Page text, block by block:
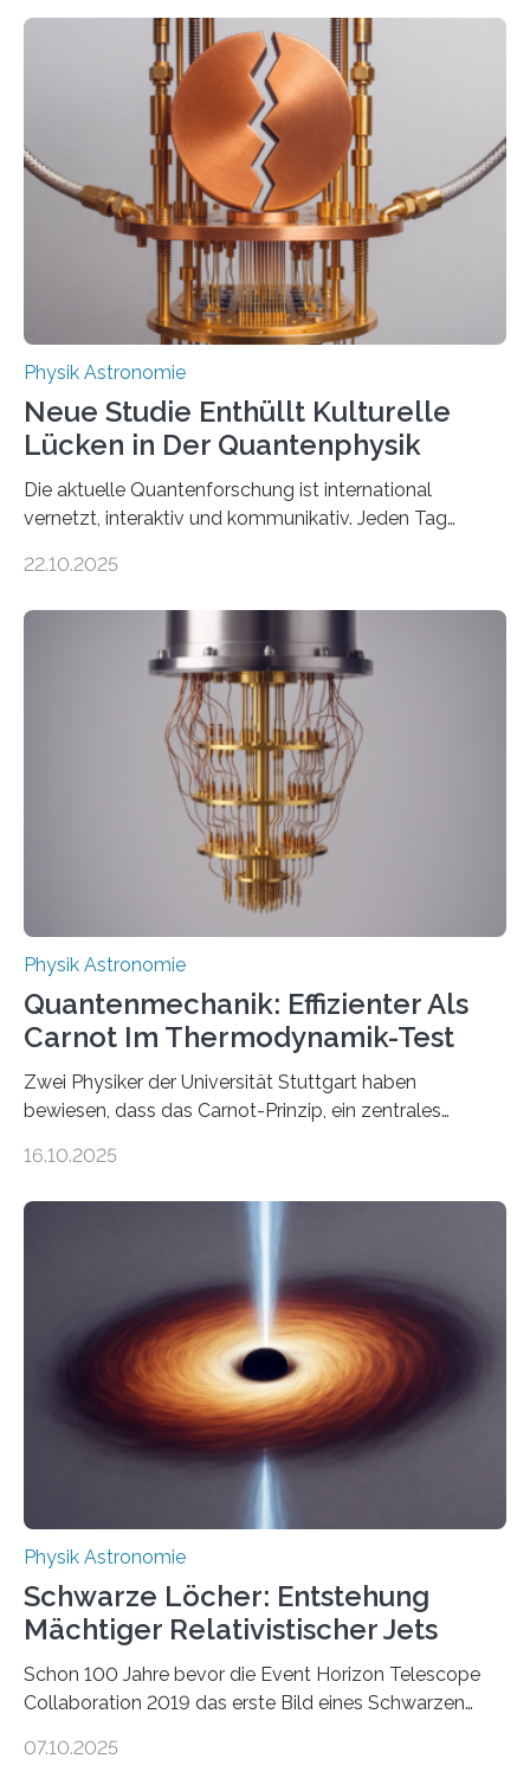
Messungen verwenden. Das hatte man jahrzehntelang
vermutet, weltweit war nach den passenden
Atomkern-Zuständen gesucht worden, 2024 gelang
einem Team der TU Wien mit Unterstützung
internationaler Partner der entscheidende Durchbruch:
Der lange diskutierte Thorium-Kernübergang wurde
gefunden. Kurz darauf konnte man zeigen, dass sich
Thorium tatsächlich nutzen lässt, um hochpräzise…
Physik Astronomie
Neue Studie Enthüllt Kulturelle
Lücken in Der Quantenphysik
Die aktuelle Quantenforschung ist international
vernetzt, interaktiv und kommunikativ. Jeden Tag
oft von Autor*innen, die eng zusammenarbeiten. Neue
werden schnell weiterentwickelt. Dies ist der Alltag in
der Forschung der Quantentheorie, die dieses Jahr 100
Jahre alt geworden ist, weshalb die UNESCO 2025 zum
Internationalen Jahr der Quantenwissenschaft und -
technologie ausgerufen hat. Doch nun hat eine
internationale Forschungsgruppe um den
22.10.2025
Physik Astronomie
Quantenmechanik: Effizienter Als
Carnot Im Thermodynamik-Test
Zwei Physiker der Universität Stuttgart haben
bewiesen, dass das Carnot-Prinzip, ein zentrales
Größenordnung von Atomen gilt, deren physikalische
Quantenmotoren voranbringen. Das
Wissenschaftsjournal Science Advances veröffentlichte
die Herleitung. (DOI: 10.1126/sciadv.adw8462)
Verbrennungsmotoren oder Dampfturbinen sind
Wärmekraftmaschinen: Sie wandeln thermische
Energie in mechanische Bewegung um – oder anders
ausgedrückt, Wärme in Bewegung. In
quantenmechanischen Experimenten ist es in den…
16.10.2025
Physik Astronomie
Schwarze Löcher: Entstehung
Mächtiger Relativistischer Jets
Schon 100 Jahre bevor die Event Horizon Telescope
Collaboration 2019 das erste Bild eines Schwarzen
hatte der Astronom Heber Curtis einen seltsamen
07.10.2025